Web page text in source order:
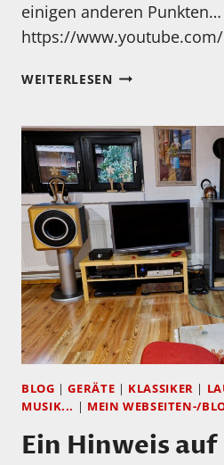
einigen anderen Punkten…
https://www.youtube.com/
WEITERLESENJOHN
AUF
DER
HIGHEND
IN
MÜNCHEN
BLOG |GERÄTE | KLASSIKER |
MUSIK... | MEIN WEBSEITEN-/
Ein Hinweis